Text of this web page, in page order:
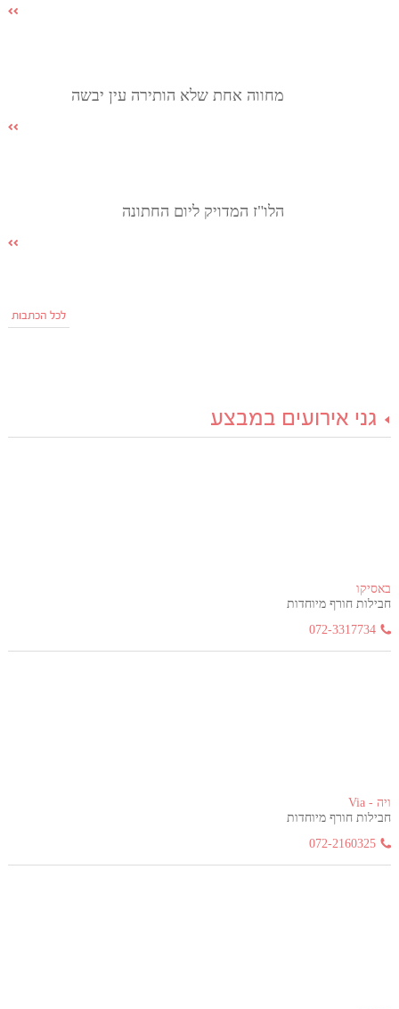
מחווה אחת שלא הותירה עין יבשה
הלו"ז המדויק ליום החתונה
לכל הכתבות
גני אירועים במבצע
באסיקו
חבילות חורף מיוחדות
072-3317734
ויה - Via
חבילות חורף מיוחדות
072-2160325